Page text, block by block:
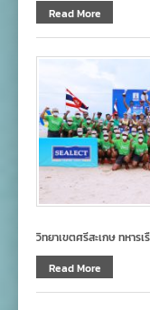
Read More
วิทยาเขตศรีสะเกษ ทหา
Read More